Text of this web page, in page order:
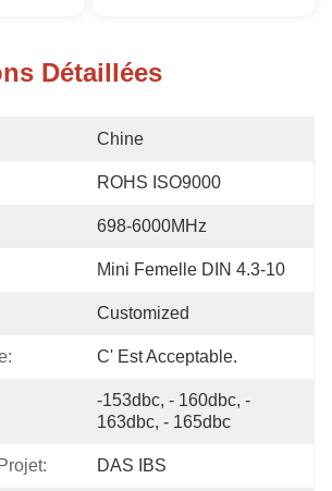
Détaillées
Chine
ROHS ISO9000
698-6000MHz
Mini Femelle DIN 4.3-10
Customized
C' Est Acceptable.
-153dbc, - 160dbc, -
163dbc, - 165dbc
DAS IBS